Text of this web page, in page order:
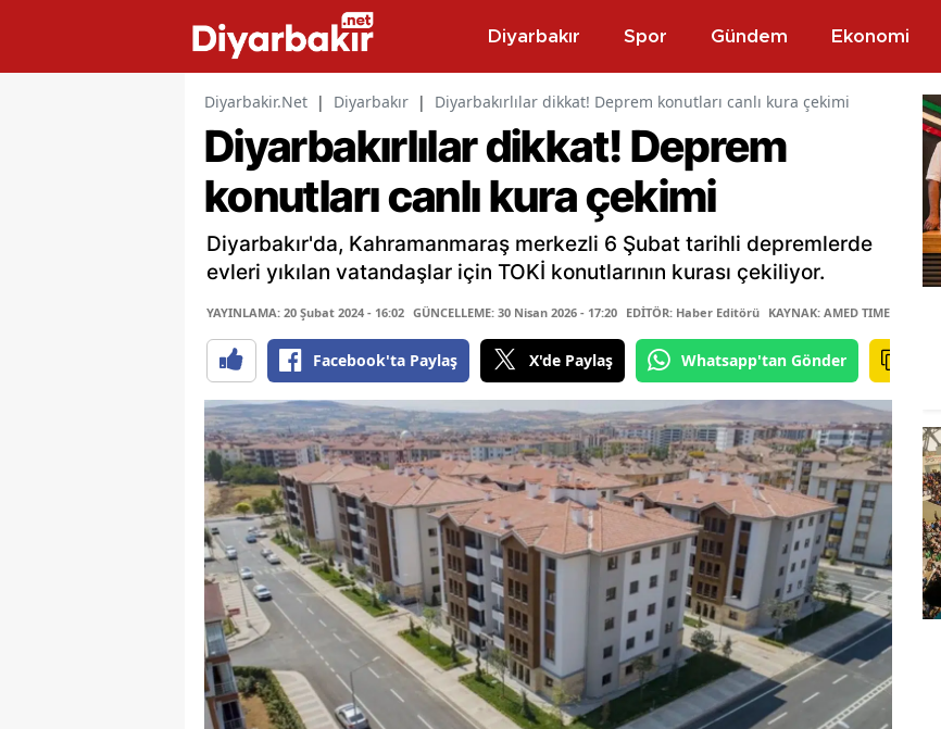
Diyarbakır Spor Gündem Ekonomi
Diyarbakir.Net | Diyarbakır | Diyarbakırlılar dikkat! Deprem konutları canlı kura çekimi
Diyarbakırlılar dikkat! Deprem
konutları canlı kura çekimi
Diyarbakır'da, Kahramanmaraş merkezli 6 Şubat tarihli depremlerde
evleri yıkılan vatandaşlar için TOKİ konutlarının kurası çekiliyor.
YAYINLAMA: 20 Şubat 2024 - 16:02 GÜNCELLEME: 30 Nisan 2026 - 17:20 EDİTÖR: Haber Editörü KAYNAK: AMED TIMES
Facebook'ta Paylaş X'de Paylaş Whatsapp'tan Gönder